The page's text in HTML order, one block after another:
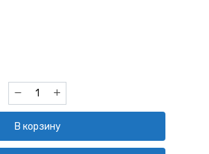
Количество
товара
телескопический
Технониколь
В корзину